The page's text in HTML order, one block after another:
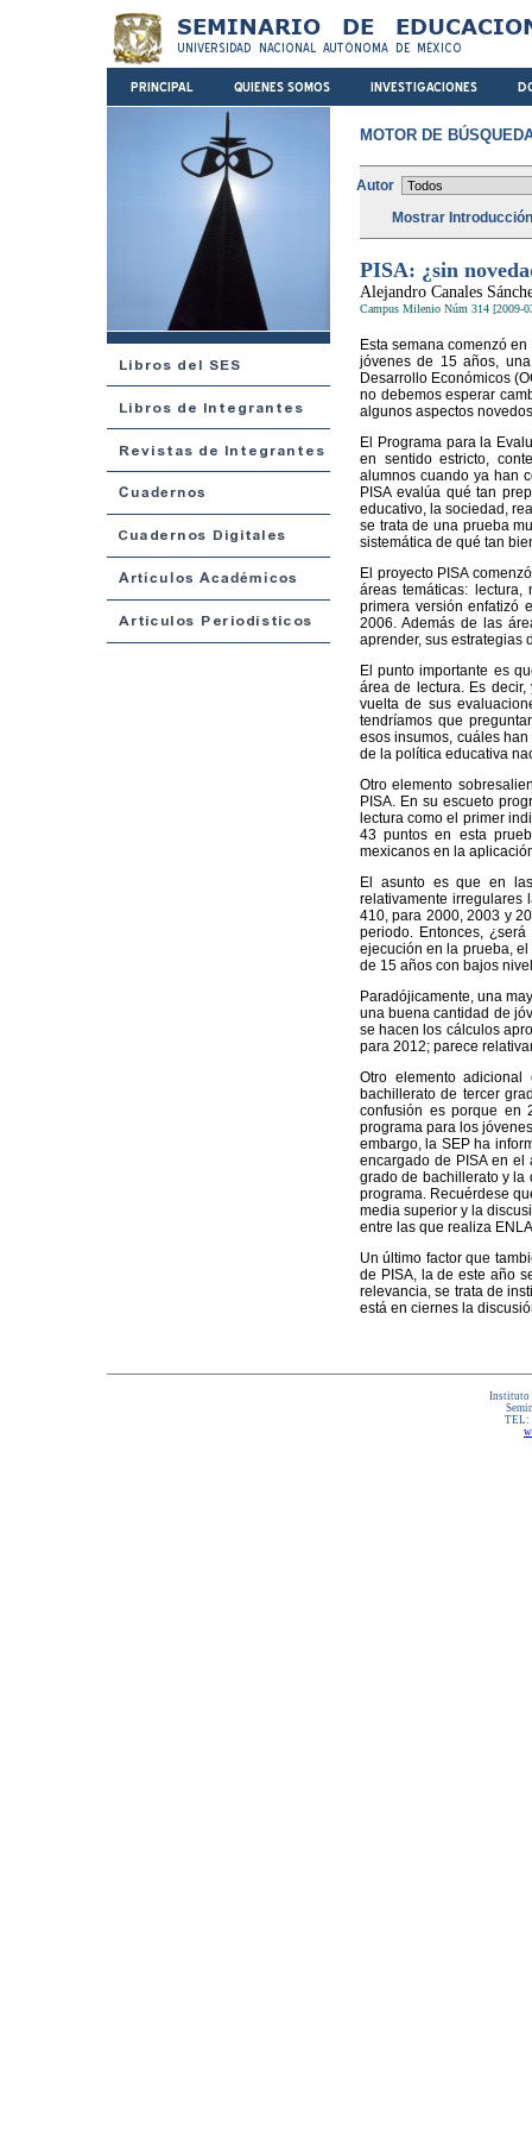
MOTOR DE
Autor
Mostrar
PISA: ¿sin
Alejandro Canales
Campus Milenio Núm 314 [2009-
Esta semana comenzó
jóvenes de 15 años,
Desarrollo Económicos
no debemos esperar
algunos aspectos
El Programa para la
en sentido estricto,
alumnos cuando ya han
PISA evalúa qué tan
educativo, la sociedad,
se trata de una prueba
sistemática de qué tan
El proyecto PISA
áreas temáticas:
primera versión enfatizó
2006. Además de las
aprender, sus estrategias
El punto importante es
área de lectura. Es
vuelta de sus
tendríamos que
esos insumos, cuáles
de la política educativa
Otro elemento
PISA. En su escueto
lectura como el primer
43 puntos en esta
mexicanos en la
El asunto es que en
relativamente irregulares
410, para 2000, 2003 y
periodo. Entonces,
ejecución en la prueba,
de 15 años con bajos
Paradójicamente, una
una buena cantidad de
se hacen los cálculos
para 2012; parece
Otro elemento
bachillerato de tercer
confusión es porque en
programa para los
embargo, la SEP ha
encargado de PISA en
grado de bachillerato y la
programa. Recuérdese
media superior y la
entre las que realiza
Un último factor que
de PISA, la de este año
relevancia, se trata de
está en ciernes la
Instituto
TEL: